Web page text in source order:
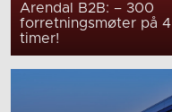
Arendal B2B: – 300
forretningsmøter på 4
timer!